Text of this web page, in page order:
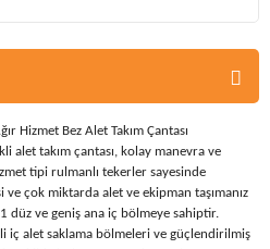
Köpek Oyuncakları
Köpek Tasmaları
Kedi Tırmalama Ürünleri
Kedi Tuvaleti ve Kum Kapları
Perçin Tabancaları
Testere
Kaynak Makineleri
Kırıcı Deliciler/Kırıcılar
Hizmet Bez Alet Takım Çantası
alet takım çantası, kolay manevra ve
tipi rulmanlı tekerler sayesinde
ve çok miktarda alet ve ekipman taşımanız
düz ve geniş ana iç bölmeye sahiptir.
iç alet saklama bölmeleri ve güçlendirilmiş